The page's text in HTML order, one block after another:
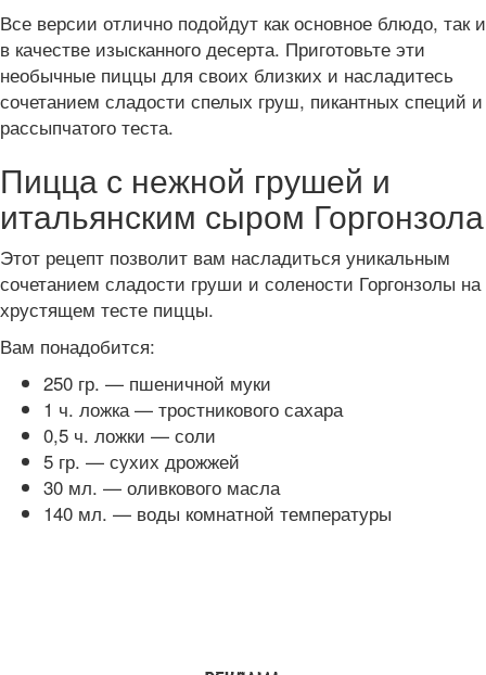
Все версии отлично подойдут как основное блюдо, так и
в качестве изысканного десерта. Приготовьте эти
необычные пиццы для своих близких и насладитесь
сочетанием сладости спелых груш, пикантных специй и
рассыпчатого теста.
Пицца с нежной грушей и
итальянским сыром Горгонзола
Этот рецепт позволит вам насладиться уникальным
сочетанием сладости груши и солености Горгонзолы на
хрустящем тесте пиццы.
Вам понадобится:
250 гр. — пшеничной муки
1 ч. ложка — тростникового сахара
0,5 ч. ложки — соли
5 гр. — сухих дрожжей
30 мл. — оливкового масла
140 мл. — воды комнатной температуры